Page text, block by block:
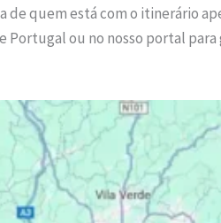
quem está com o itinerário
ou no nosso portal